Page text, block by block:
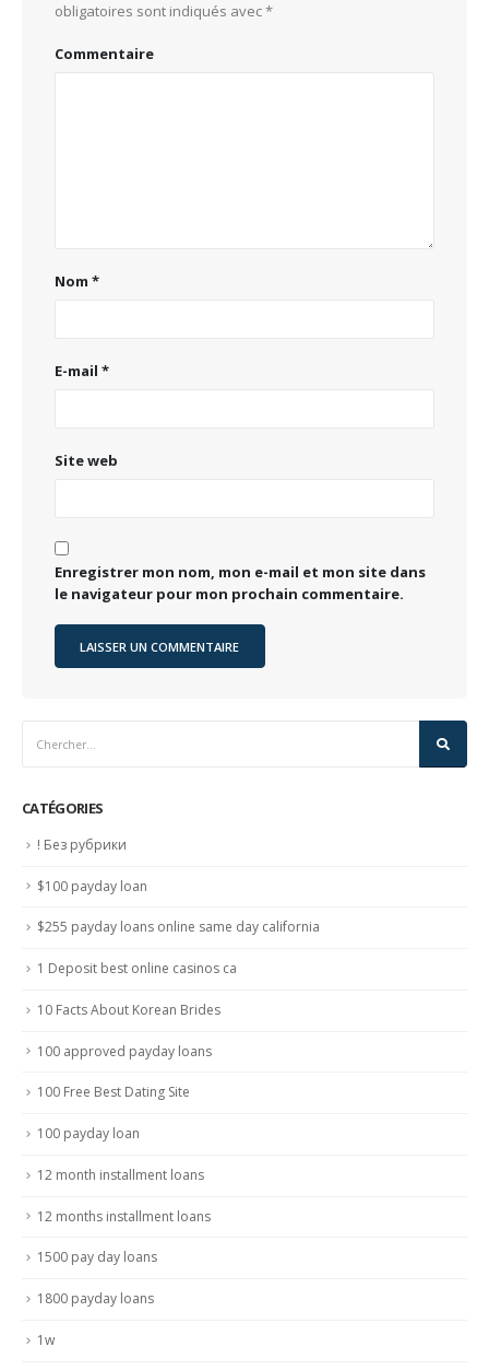
obligatoires sont indiqués avec*
Commentaire
Nom *
E-mail *
Site web
Enregistrer mon nom, mon e-mail et mon site dans
le navigateur pour mon prochain commentaire.
CATÉGORIES
! Без рубрики
$100 payday loan
$255 payday loans online same day california
1 Deposit best online casinos ca
10 Facts About Korean Brides
100 approved payday loans
100 Free Best Dating Site
100 payday loan
12 month installment loans
12 months installment loans
1500 pay day loans
1800 payday loans
1w